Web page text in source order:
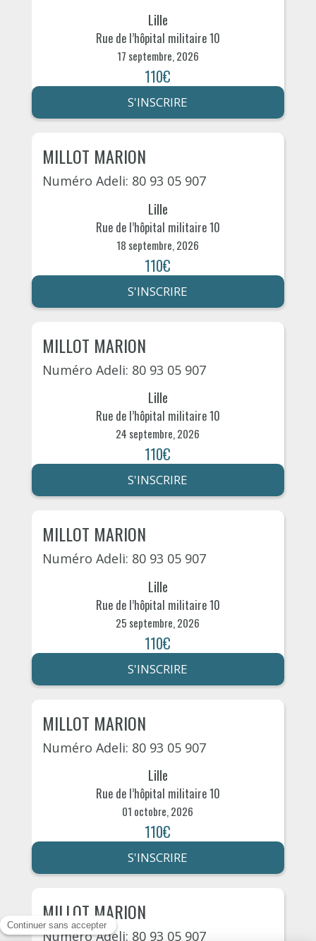
Lille
Rue de l’hôpital militaire 10
17 septembre, 2026
110€
S'INSCRIRE
MILLOT MARION
Numéro Adeli: 80 93 05 907
Lille
Rue de l’hôpital militaire 10
18 septembre, 2026
110€
S'INSCRIRE
MILLOT MARION
Numéro Adeli: 80 93 05 907
Lille
Rue de l’hôpital militaire 10
24 septembre, 2026
110€
S'INSCRIRE
MILLOT MARION
Numéro Adeli: 80 93 05 907
Lille
Rue de l’hôpital militaire 10
25 septembre, 2026
110€
S'INSCRIRE
MILLOT MARION
Numéro Adeli: 80 93 05 907
Lille
Rue de l’hôpital militaire 10
01 octobre, 2026
110€
S'INSCRIRE
MILLOT MARION
Numéro Adeli: 80 93 05 907